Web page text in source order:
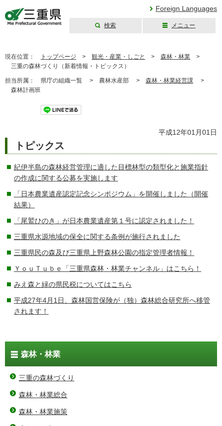
Foreign Languages
検索 メニュー
現在位置： トップページ > 観光・産業・しごと > 森林・林業 >
三重の森林づくり（新着情報・トピックス）
担当所属： 県庁の組織一覧 > 農林水産部 > 森林・林業経営課 >
森林計画班
平成12年01月01日
トピックス
紀伊半島の森林経営管理に適した目標林型の類型化と施業指針
の作成に関する公募を実施します
「日本農業遺産認定記念シンポジウム」を開催しました（開催
結果）
「尾鷲ひのき」が日本農業遺産第１号に認定されました！
三重県水源地域の保全に関する条例が施行されました
三重県民の森及び三重県上野森林公園の指定管理者情報！
ＹｏｕＴｕｂｅ「三重県森林・林業チャンネル」はこちら！
みえ森と緑の県民税についてはこちら
平成27年4月1日、森林国営保険が（独）森林総合研究所へ移管
されます！
森林・林業
三重の森林づくり
森林・林業総合
森林・林業施策